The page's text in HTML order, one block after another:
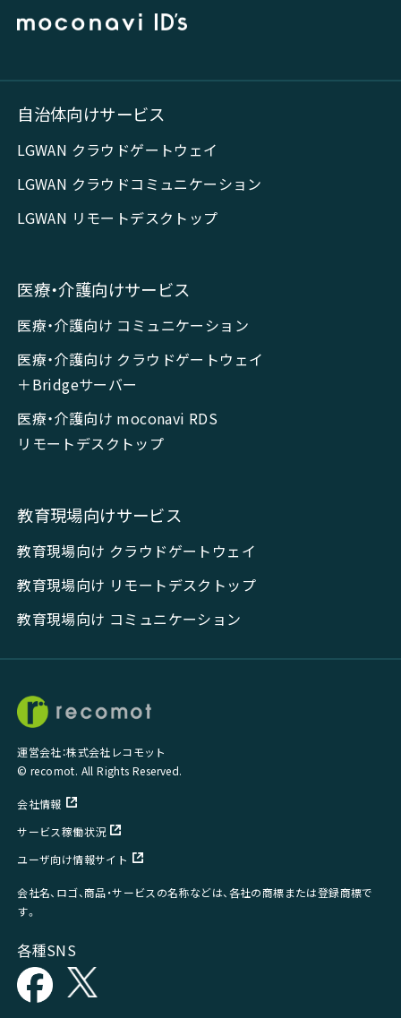
自治体向けサービス
LGWAN クラウドゲートウェイ
LGWAN クラウドコミュニケーション
LGWAN リモートデスクトップ
医療・介護向けサービス
医療・介護向け コミュニケーション
医療・介護向け クラウドゲートウェイ
＋Bridgeサーバー
医療・介護向け moconavi RDS
リモートデスクトップ
教育現場向けサービス
教育現場向け クラウドゲートウェイ
教育現場向け リモートデスクトップ
教育現場向け コミュニケーション
運営会社：株式会社レコモット
© recomot. All Rights Reserved.
会社情報
サービス稼働状況
ユーザ向け情報サイト
会社名、ロゴ、商品・サービスの名称などは、各社の商標または登録商標で
す。
各種SNS